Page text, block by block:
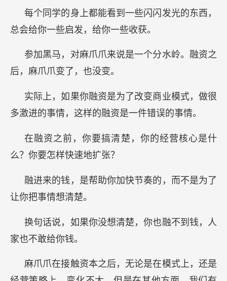
每个同学的身上都能看到一些闪闪发光的东西，
总会给你一些启发，给你一些收获。
参加黑马，对麻爪爪来说是一个分水岭。融资之
后，麻爪爪变了，也没变。
实际上，如果你融资是为了改变商业模式，做很
多激进的事情，这样的融资是一件错误的事情。
在融资之前，你要搞清楚，你的经营核心是什
么？你要怎样快速地扩张？
融进来的钱，是帮助你加快节奏的，而不是为了
让你把事情想清楚。
换句话说，如果你没想清楚，你也融不到钱，人
家也不敢给你钱。
麻爪爪在接触资本之后，无论是在模式上，还是